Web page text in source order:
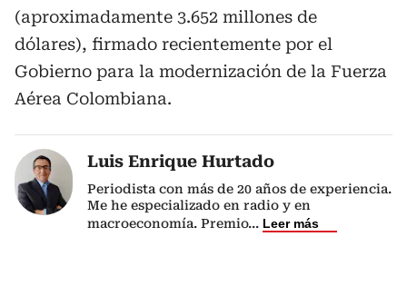
(aproximadamente 3.652 millones de
dólares), firmado recientemente por el
Gobierno para la modernización de la Fuerza
Aérea Colombiana.
Luis Enrique Hurtado
Periodista con más de 20 años de experiencia.
Me he especializado en radio y en
macroeconomía. Premio... Leer más